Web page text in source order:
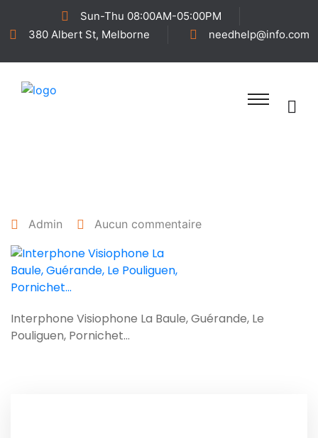
Sun-Thu 08:00AM-05:00PM
380 Albert St, Melborne
needhelp@info.com
Admin Aucun commentaire
Interphone Visiophone La Baule, Guérande, Le
Pouliguen, Pornichet…